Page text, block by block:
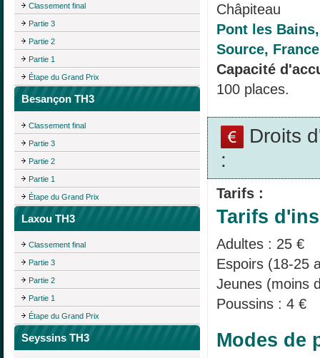
Classement final
Partie 3
Partie 2
Partie 1
Étape du Grand Prix
Besançon TH3
Classement final
Partie 3
Partie 2
Partie 1
Étape du Grand Prix
Laxou TH3
Classement final
Partie 3
Partie 2
Partie 1
Étape du Grand Prix
Seyssins TH3
Châpiteau
Pont les
Source, France
Capacité
100 places.
Droits
:
Tarifs :
Tarifs
Adultes : 25 €
Espoirs (18-25
Jeunes (moins
Poussins : 4 €
Modes de